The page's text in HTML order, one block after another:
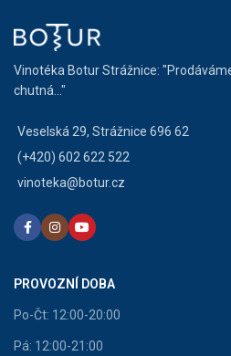
Vinotéka Botur Strážnice:
chutná..."
Veselská 29, Strážnice 696 62
(+420) 602 622 522
vinoteka@botur.cz
PROVOZNÍ DOBA
Po-Čt: 12:00-20:00
Pá: 12:00-21:00